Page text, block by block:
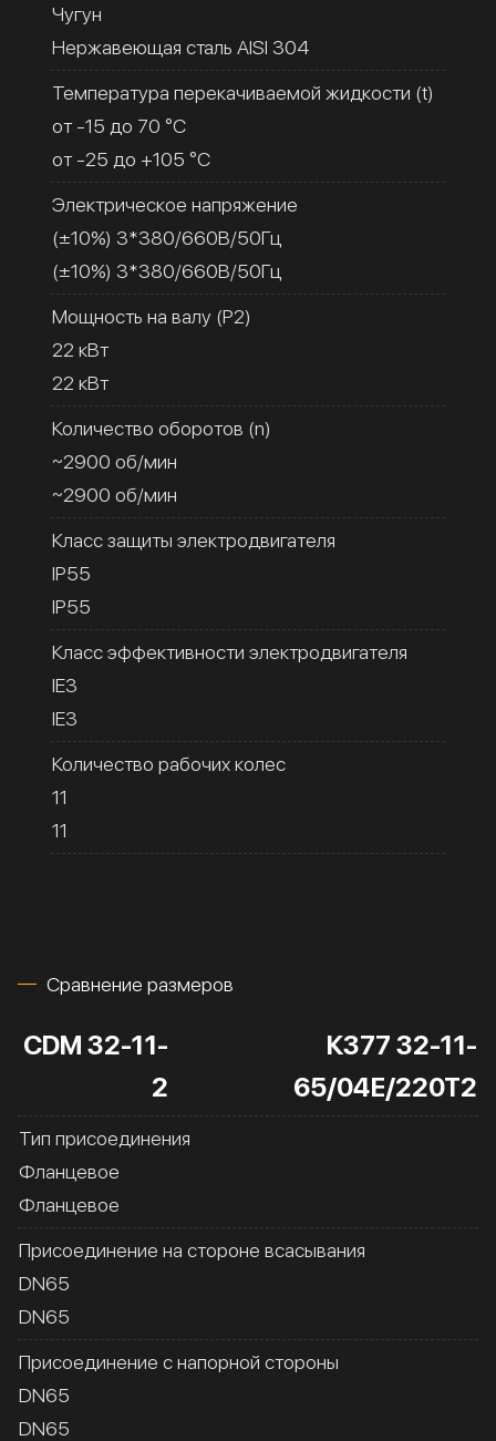
Чугун
Нержавеющая сталь AISI 304
Температура перекачиваемой жидкости (t)
от -15 до 70 °C
от -25 до +105 °C
Электрическое напряжение
(±10%) 3*380/660В/50Гц
(±10%) 3*380/660В/50Гц
Мощность на валу (Р2)
22 кВт
22 кВт
Количество оборотов (n)
~2900 об/мин
~2900 об/мин
Класс защиты электродвигателя
IP55
IP55
Класс эффективности электродвигателя
IE3
IE3
Количество рабочих колес
11
11
Сравнение размеров
CDM 32-11-
2
К377 32-11-
65/04Е/220Т2
Тип присоединения
Фланцевое
Фланцевое
Присоединение на стороне всасывания
DN65
DN65
Присоединение с напорной стороны
DN65
DN65